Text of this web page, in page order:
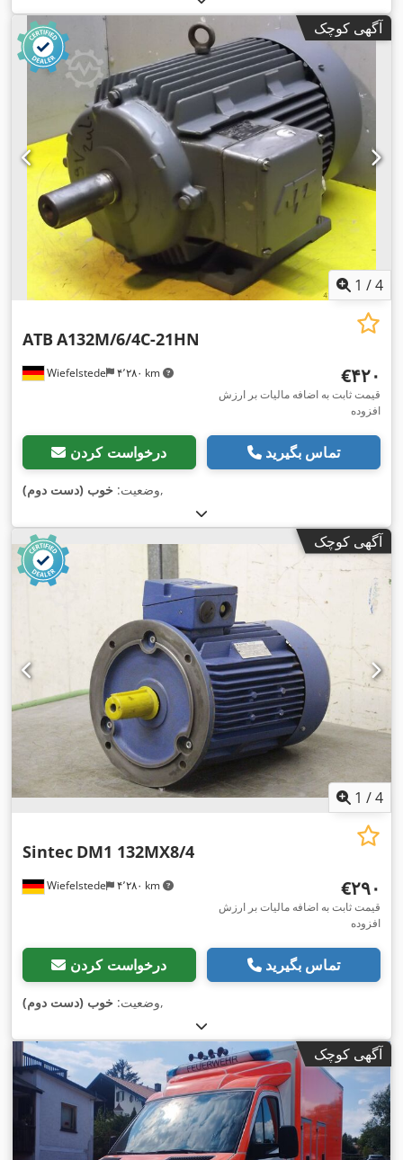
آگهی کوچک
1 /4
Wiefelstede ۴٬۲۸۰ km
ATB A132M/6/4C-21HN
‎€۴۲۰
قیمت ثابت به اضافه مالیات بر ارزش
افزوده
درخواست کردن تماس بگیرید
وضعیت: خوب (دست دوم) ,
آگهی کوچک
1 /4
Wiefelstede ۴٬۲۸۰ km
Sintec DM1 132MX8/4
‎€۲۹۰
قیمت ثابت به اضافه مالیات بر ارزش
افزوده
درخواست کردن تماس بگیرید
وضعیت: خوب (دست دوم) ,
آگهی کوچک